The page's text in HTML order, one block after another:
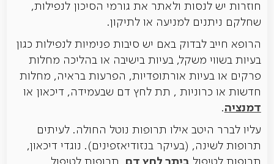
חוזרות יש לנסות ולאתר את גורמי הסיכון לנפילות,
שחלקם ניתנים למניעה או לתיקון.
הרופא חייב לבדוק באם יש סיבות פנימיות לנפילות כגון
בעיות בשווי משקל, בעיות בישיבה או בהליכה מחלות
פרקים או בעיות אורתופדיות, הפרעות בראיה, מחלות
חדשות או כרוניות , תת לחץ דם שבעמידה, דיכאון או
דמנציה.
עליו לברר היטב אילו תרופות נוטל החולה. לעיתים
תרופות לשינה, (בעיקר בנזודיאזפינים). נוגדי דיכאון,
ביתר לחץ דם